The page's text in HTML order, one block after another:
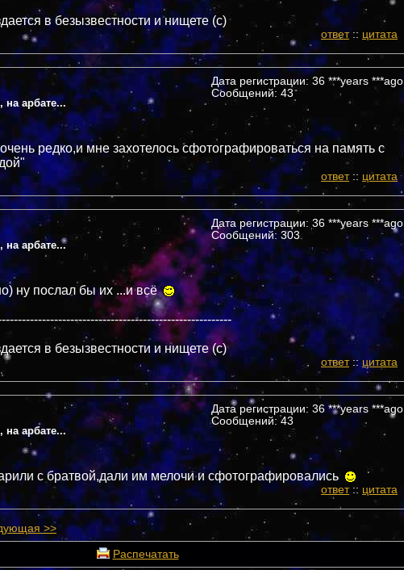
в безызвестности и нищете (c)
ответ:: цитата
на арбате...
Дата регистрации: 36 ***years ***ago
Сообщений: 43
редко,и мне захотелось сфотографироваться на память с
ответ:: цитата
на арбате...
Дата регистрации: 36 ***years ***ago
Сообщений: 303
ну послал бы их ...и всё
в безызвестности и нищете (c)
ответ::цитата
на арбате...
Дата регистрации: 36 ***years ***ago
Сообщений: 43
с братвой,дали им мелочи и сфотографировались
ответ:: цитата
>>
Распечатать